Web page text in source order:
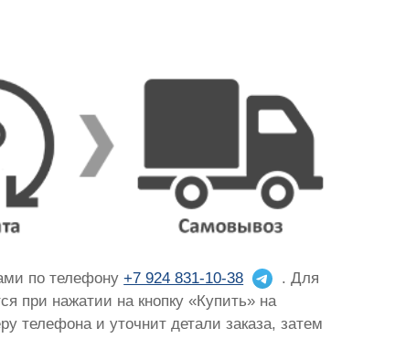
по телефону+7 924 831-10-38
. Для
при нажатии на кнопку «Купить» на
телефона и уточнит детали заказа, затем